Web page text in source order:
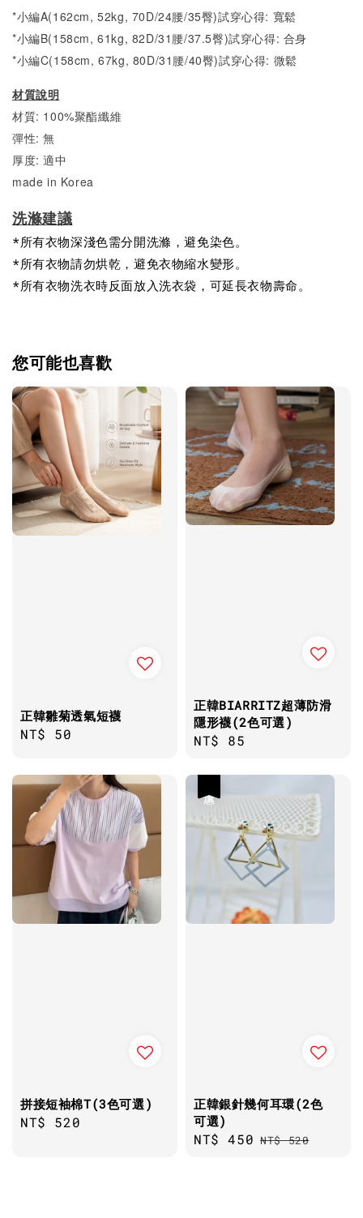
*小編A(162cm, 52kg, 70D/24腰/35臀)試穿心得: 寬鬆
*小編B(158cm, 61kg, 82D/31腰/37.5臀)試穿心得: 合身
*小編C(158cm, 67kg, 80D/31腰/40臀)試穿心得: 微鬆
材質說明
材質: 100%聚酯纖維
彈性: 無
厚度: 適中
made in Korea
洗滌建議
*所有衣物深淺色需分開洗滌，避免染色。
*所有衣物請勿烘乾，避免衣物縮水變形。
*所有衣物洗衣時反面放入洗衣袋，可延長衣物壽命。
您可能也喜歡
正韓雛菊透氣短襪
Regular
NT$ 50
正韓BIARRITZ超薄防滑
隱形襪(2色可選)
Regular
NT$ 85
拼接短袖棉T(3色可選)
Regular
NT$ 520
正韓銀針幾何耳環(2色
可選)
Sale
NT$ 450 Regular
NT$ 520